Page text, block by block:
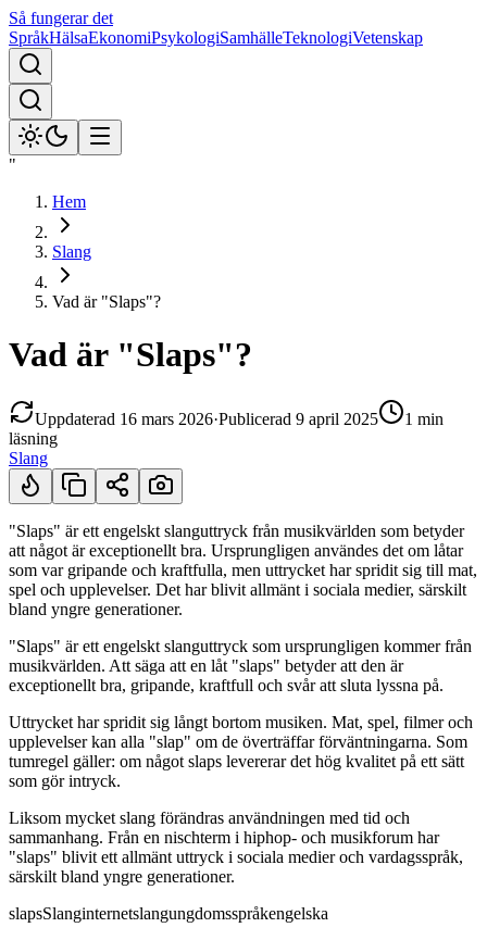
Så fungerar det
SpråkHälsaEkonomiPsykologiSamhälleTeknologiVetenskap
"
Hem
Slang
Vad är "Slaps"?
Vad är "Slaps"?
Uppdaterad 16 mars 2026·Publicerad 9 april 2025
1 min
läsning
Slang
Kort svar
"Slaps" är ett engelskt slanguttryck från musikvärlden som betyder
att något är exceptionellt bra. Ursprungligen användes det om låtar
som var gripande och kraftfulla, men uttrycket har spridit sig till mat,
spel och upplevelser. Det har blivit allmänt i sociala medier, särskilt
bland yngre generationer.
"Slaps" är ett engelskt slanguttryck som ursprungligen kommer från
musikvärlden. Att säga att en låt "slaps" betyder att den är
exceptionellt bra, gripande, kraftfull och svår att sluta lyssna på.
Uttrycket har spridit sig långt bortom musiken. Mat, spel, filmer och
upplevelser kan alla "slap" om de överträffar förväntningarna. Som
tumregel gäller: om något slaps levererar det hög kvalitet på ett sätt
som gör intryck.
Liksom mycket slang förändras användningen med tid och
sammanhang. Från en nischterm i hiphop- och musikforum har
"slaps" blivit ett allmänt uttryck i sociala medier och vardagsspråk,
särskilt bland yngre generationer.
slapsSlanginternetslangungdomsspråkengelska